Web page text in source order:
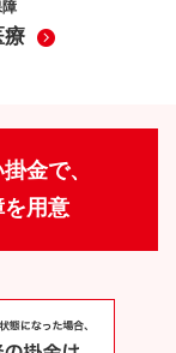
療
金で、
用意